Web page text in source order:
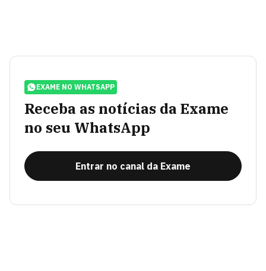
EXAME NO WHATSAPP
Receba as notícias da Exame
no seu WhatsApp
Entrar no canal da Exame